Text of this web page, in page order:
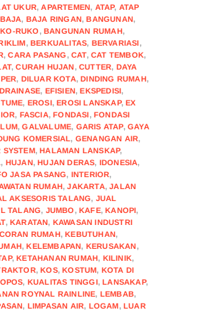
UKUR,APARTEMEN, ATAP, ATAP
BAJA, BAJA RINGAN,BANGUNAN,
RUKO ,BANGUNAN RUMAH,
,BERKUALITAS, BERVARIASI,
,CARA PASANG ,CAT,CAT TEMBOK,
,CURAH HUJAN,CUTTER, DAYA
, DILUAR KOTA,DINDING RUMAH,
DRAINASE, EFISIEN,EKSPEDISI,
, EROSI,EROSI LANSKAP,EX
, FASCIA,FONDASI,FONDASI
,GALVALUME, GARIS ATAP,GAYA
KOMERSIAL, GENANGAN AIR,
SYSTEM,HALAMAN LANSKAP,
, HUJAN,HUJAN DERAS, IDONESIA,
JASA PASANG, INTERIOR,
RUMAH,JAKARTA,JALAN
AKSESORIS TALANG, JUAL
TALANG, JUMBO ,KAFE,KANOPI,
,KARATAN, KAWASAN INDUSTRI
RUMAH,KEBUTUHAN,
,KELEMBAPAN, KERUSAKAN,
,KETAHANAN RUMAH, KILINIK,
,KOS,KOSTUM, KOTA DI
, KUALITAS TINGGI,LANSAKAP,
ROYNAL RAINLINE, LEMBAB,
, LIMPASAN AIR, LOGAM,LUAR